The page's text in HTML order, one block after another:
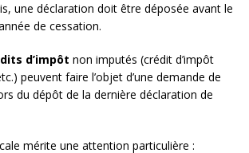
une déclaration doit être déposée avant le
de cessation.
d’impôt non imputés (crédit d’impôt
peuvent faire l’objet d’une demande de
du dépôt de la dernière déclaration de
mérite une attention particulière :